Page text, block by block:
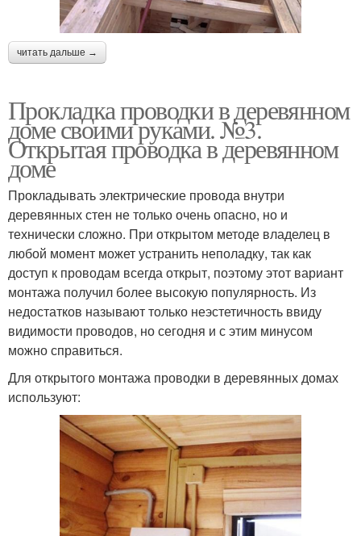
читать дальше →
Прокладка проводки в деревянном
доме своими руками. №3.
Открытая проводка в деревянном
доме
Прокладывать электрические провода внутри
деревянных стен не только очень опасно, но и
технически сложно. При открытом методе владелец в
любой момент может устранить неполадку, так как
доступ к проводам всегда открыт, поэтому этот вариант
монтажа получил более высокую популярность. Из
недостатков называют только неэстетичность ввиду
видимости проводов, но сегодня и с этим минусом
можно справиться.
Для открытого монтажа проводки в деревянных домах
используют: